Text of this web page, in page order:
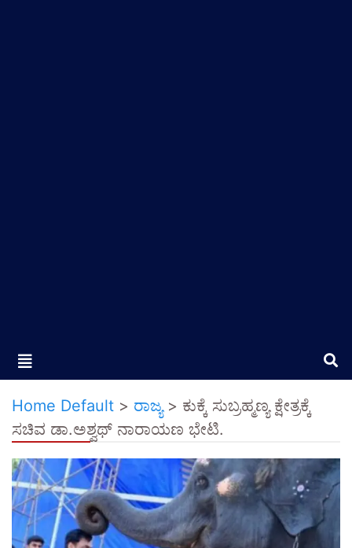
Home Default > ರಾಜ್ಯ> ಕುಕ್ಕೆ ಸುಬ್ರಹ್ಮಣ್ಯ ಕ್ಷೇತ್ರಕ್ಕೆ
ಸಚಿವ ಡಾ‌.ಅಶ್ವಥ್ ನಾರಾಯಣ ಭೇಟಿ.